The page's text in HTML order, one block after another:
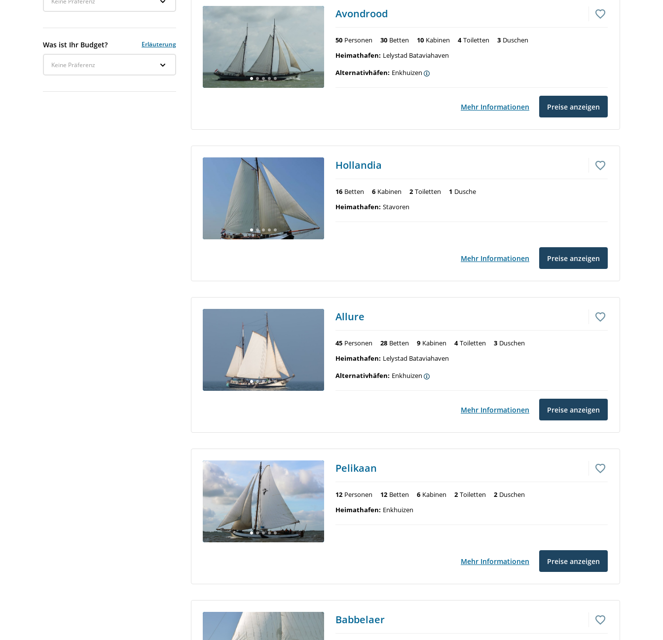
Was ist Ihr Budget? Erläuterung
Keine Präferenz
Avondrood
50 Personen 30 Betten 10 Kabinen 4 Toiletten 3 Duschen
Heimathafen: Lelystad Bataviahaven
Alternativhäfen: Enkhuizen
Mehr Informationen Preise anzeigen
Hollandia
16 Betten 6 Kabinen 2 Toiletten 1 Dusche
Heimathafen: Stavoren
Mehr Informationen Preise anzeigen
Allure
45 Personen 28 Betten 9 Kabinen 4 Toiletten 3 Duschen
Heimathafen: Lelystad Bataviahaven
Alternativhäfen: Enkhuizen
Mehr Informationen Preise anzeigen
Pelikaan
12 Personen 12 Betten 6 Kabinen 2 Toiletten 2 Duschen
Heimathafen: Enkhuizen
Mehr Informationen Preise anzeigen
Babbelaer